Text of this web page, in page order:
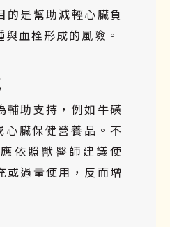
的是幫助減輕心臟負
血栓形成的風險。
輔助支持，例如牛磺
臟保健營養品。不
依照獸醫師建議使
或過量使用，反而增